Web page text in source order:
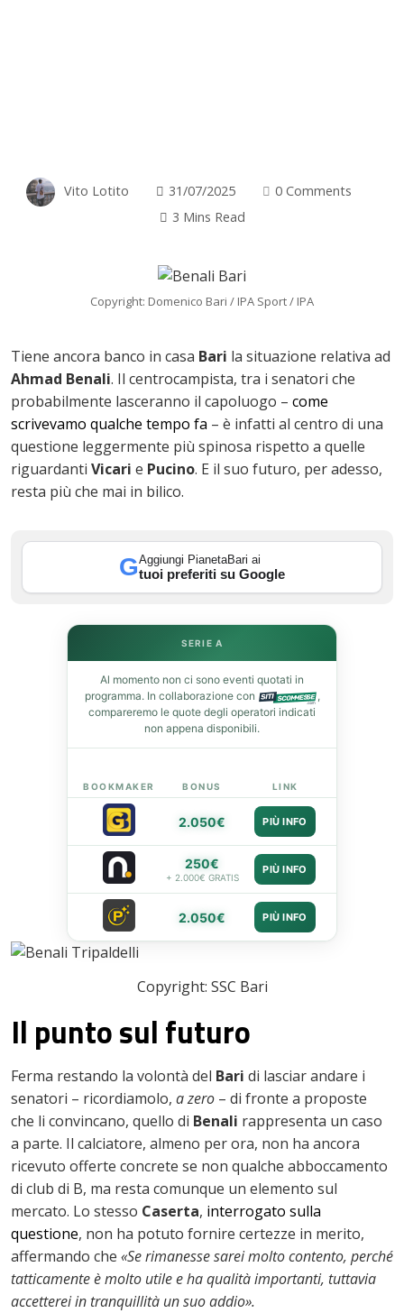
Vito Lotito 31/07/2025
0 Comments
3 Mins Read
Copyright: Domenico Bari / IPA Sport / IPA
Tiene ancora banco in casa Bari la situazione relativa ad
Ahmad Benali. Il centrocampista, tra i senatori che
probabilmente lasceranno il capoluogo – come
scrivevamo qualche tempo fa – è infatti al centro di una
questione leggermente più spinosa rispetto a quelle
riguardanti Vicari e Pucino. E il suo futuro, per adesso,
resta più che mai in bilico.
GAggiungi PianetaBari ai
tuoi preferiti su Google
SERIE A
Al momento non ci sono eventi quotati in
programma. In collaborazione con
,
compareremo le quote degli operatori indicati
non appena disponibili.
BOOKMAKER BONUS LINK
2.050€ PIÙ INFO
250€
+ 2.000€ GRATIS
PIÙ INFO
2.050€ PIÙ INFO
Copyright: SSC Bari
Il punto sul futuro
Ferma restando la volontà del Bari di lasciar andare i
senatori – ricordiamolo, a zero – di fronte a proposte
che li convincano, quello di Benali rappresenta un caso
a parte. Il calciatore, almeno per ora, non ha ancora
ricevuto offerte concrete se non qualche abboccamento
di club di B, ma resta comunque un elemento sul
mercato. Lo stesso Caserta, interrogato sulla
questione, non ha potuto fornire certezze in merito,
affermando che «Se rimanesse sarei molto contento, perché
tatticamente è molto utile e ha qualitàimportanti, tuttavia
accetterei in tranquillità un suo addio».